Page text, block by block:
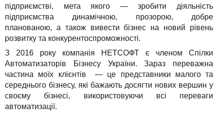
підприємстві, мета якого — зробити діяльність
підприємства динамічною, прозорою, добре
планованою, а також вивести бізнес на новий рівень
розвитку та конкурентоспроможності.
З 2016 року компанія НЕТСОФТ є членом Спілки
Автоматизаторів Бізнесу України. Зараз переважна
частина моїх клієнтів — це представники малого та
середнього бізнесу, які бажають досягти нових вершин у
своєму бізнесі, використовуючи всі переваги
автоматизації.